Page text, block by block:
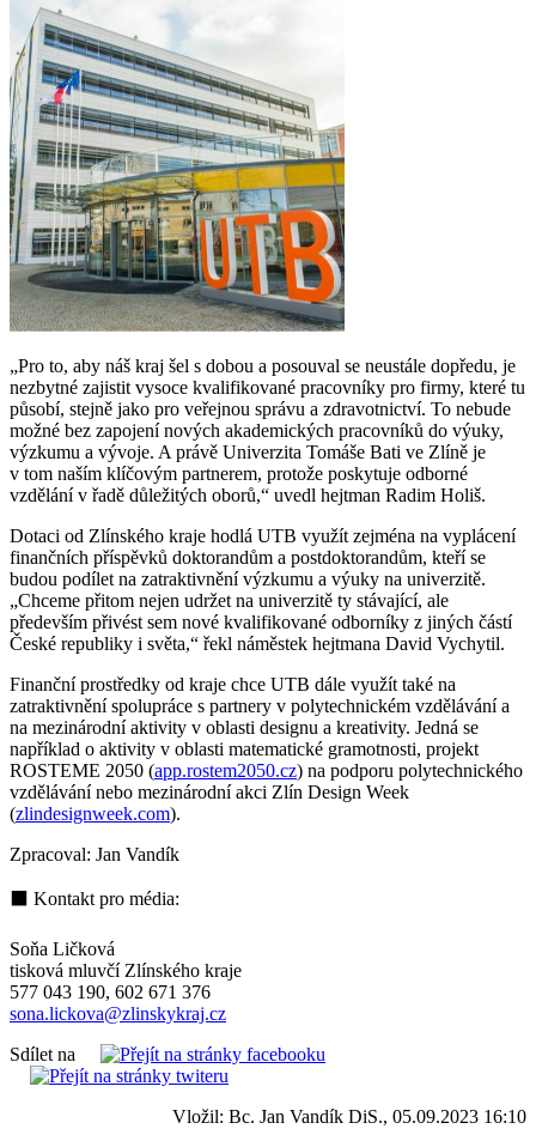
„Pro to, aby náš kraj šel s dobou a posouval se neustále dopředu, je
nezbytné zajistit vysoce kvalifikované pracovníky pro firmy, které tu
působí, stejně jako pro veřejnou správu a zdravotnictví. To nebude
možné bez zapojení nových akademických pracovníků do výuky,
výzkumu a vývoje. A právě Univerzita Tomáše Bati ve Zlíně je
v tom naším klíčovým partnerem, protože poskytuje odborné
vzdělání v řadě důležitých oborů,“ uvedl hejtman Radim Holiš.
Dotaci od Zlínského kraje hodlá UTB využít zejména na vyplácení
finančních příspěvků doktorandům a postdoktorandům, kteří se
budou podílet na zatraktivnění výzkumu a výuky na univerzitě.
„Chceme přitom nejen udržet na univerzitě ty stávající, ale
především přivést sem nové kvalifikované odborníky z jiných částí
České republiky i světa,“ řekl náměstek hejtmana David Vychytil.
Finanční prostředky od kraje chce UTB dále využít také na
zatraktivnění spolupráce s partnery v polytechnickém vzdělávání a
na mezinárodní aktivity v oblasti designu a kreativity. Jedná se
například o aktivity v oblasti matematické gramotnosti, projekt
ROSTEME 2050 (app.rostem2050.cz) na podporu polytechnického
vzdělávání nebo mezinárodní akci Zlín Design Week
(zlindesignweek.com).
Zpracoval: Jan Vandík
⬛ Kontakt pro média:
Soňa Ličková
tisková mluvčí Zlínského kraje
577 043 190, 602 671 376
sona.lickova@zlinskykraj.cz
Sdílet na
Vložil: Bc. Jan Vandík DiS., 05.09.2023 16:10